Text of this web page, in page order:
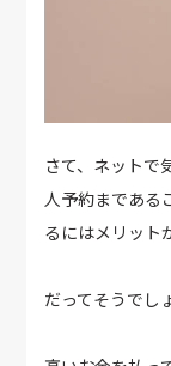
さて、ネットで
人予約まである
るにはメリット
だってそうでし